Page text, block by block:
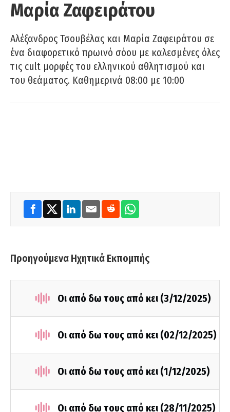
Μαρία Ζαφειράτου
Αλέξανδρος Τσουβέλας και Μαρία Ζαφειράτου σε
ένα διαφορετικό πρωινό σόου με καλεσμένες όλες
τις cult μορφές του ελληνικού αθλητισμού και
του θεάματος. Καθημερινά 08:00 με 10:00
Προηγούμενα Ηχητικά Εκπομπής
Οι από δω τους από κει (3/12/2025)
Οι από δω τους από κει (02/12/2025)
Οι από δω τους από κει (1/12/2025)
Οι από δω τους από κει (28/11/2025)